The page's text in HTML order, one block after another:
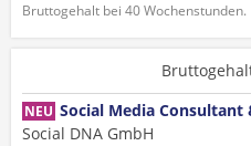
Bruttogehalt bei 40 Wochenstunden.
NEU Social Media
Social DNA GmbH